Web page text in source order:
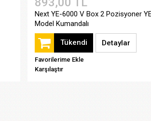
Next YE-6000 V Box 2 Pozisyoner
Model Kumandalı
Tükendi Detaylar
Favorilerime Ekle
Karşılaştır